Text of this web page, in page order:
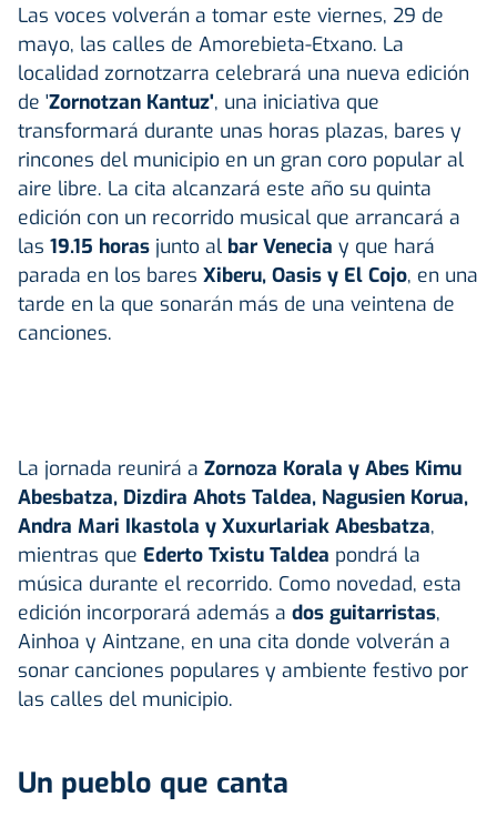
Las voces volverán a tomar este viernes, 29 de
mayo, las calles de Amorebieta-Etxano. La
localidad zornotzarra celebrará una nueva edición
de 'Zornotzan Kantuz', una iniciativa que
transformará durante unas horas plazas, bares y
rincones del municipio en un gran coro popular al
aire libre. La cita alcanzará este año su quinta
edición con un recorrido musical que arrancará a
las 19.15 horas junto al bar Venecia y que hará
parada en los bares Xiberu, Oasis y El Cojo, en una
tarde en la que sonarán más de una veintena de
canciones.
La jornada reunirá a Zornoza Korala y Abes Kimu
Abesbatza, Dizdira Ahots Taldea, Nagusien Korua,
Andra Mari Ikastola y Xuxurlariak Abesbatza,
mientras que Ederto Txistu Taldea pondrá la
música durante el recorrido. Como novedad, esta
edición incorporará además a dos guitarristas,
Ainhoa y Aintzane, en una cita donde volverán a
sonar canciones populares y ambiente festivo por
las calles del municipio.
Un pueblo que canta